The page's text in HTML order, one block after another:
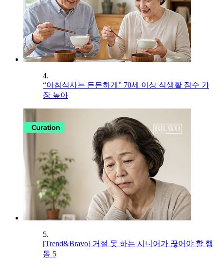
4.
“아침식사는 든든하게” 70세 이상 식생활 점수 가
장 높아
5.
[Trend&Bravo] 거절 못 하는 시니어가 끊어야 할 행
동 5